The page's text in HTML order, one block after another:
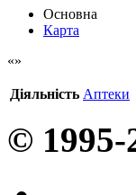
Основна
Карта
Діяльність Аптеки
© 1995-